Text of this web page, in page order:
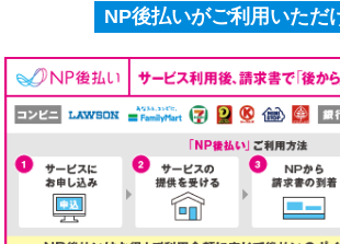
NP後払いがご利用いただ